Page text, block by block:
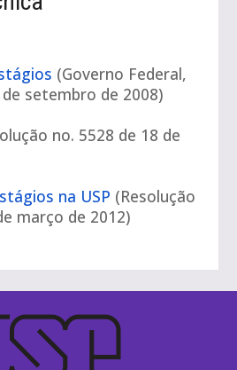
(Governo Federal,
setembro de 2008)
no. 5528 de 18 de
na USP (Resolução
março de 2012)